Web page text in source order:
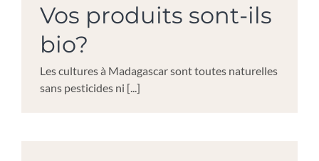
Vos produits sont-ils
bio?
Les cultures à Madagascar sont toutes naturelles
sans pesticides ni [...]